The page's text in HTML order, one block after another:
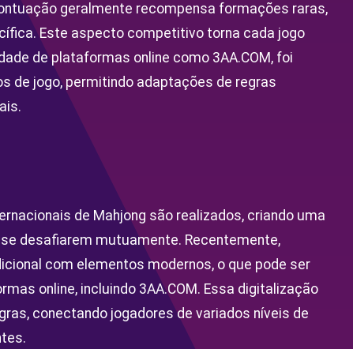
geralmente recompensa formações raras,
Este aspecto competitivo torna cada jogo
de plataformas online como 3AA.COM, foi
de jogo, permitindo adaptações de regras
de Mahjong são realizados, criando uma
desafiarem mutuamente. Recentemente,
com elementos modernos, o que pode ser
online, incluindo 3AA.COM. Essa digitalização
conectando jogadores de variados níveis de